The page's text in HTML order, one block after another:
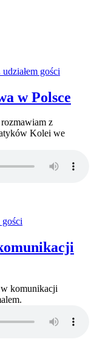
udziałem gości
w Polsce
z
Kolei we
gości
w komunikacji